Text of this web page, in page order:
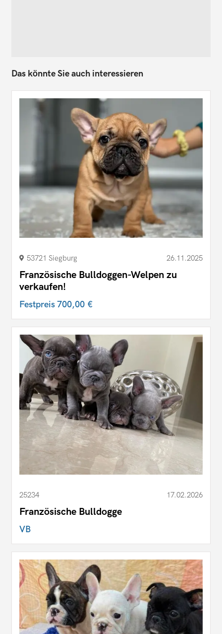
Das könnte Sie auch interessieren
53721 Siegburg 26.11.2025
Französische Bulldoggen-Welpen zu
verkaufen!
Festpreis700,00 €
25234 17.02.2026
Französische Bulldogge
VB